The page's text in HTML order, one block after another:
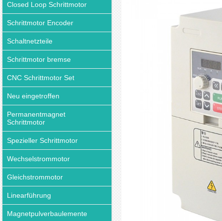
Closed Loop Schrittmotor
Schrittmotor Encoder
Schaltnetzteile
Schrittmotor bremse
CNC Schrittmotor Set
Neu eingetroffen
Permanentmagnet
Schrittmotor
Spezieller Schrittmotor
Wechselstrommotor
Gleichstrommotor
Linearführung
Magnetpulverbaulemente